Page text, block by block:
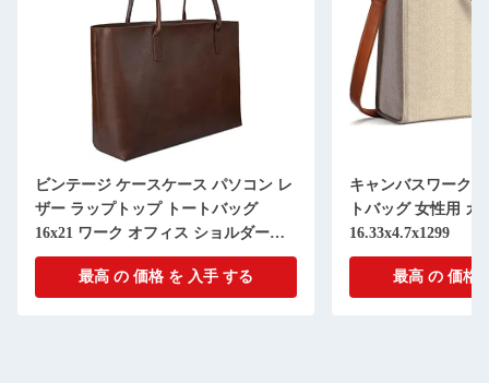
ビンテージ ケースケース パソコン レ
ザー ラップトップ トートバッグ
16x21 ワーク オフィス ショルダーバ
ッグ
最高 の 価格 を 入手 する
キャンバスワーク
トバッグ 女性用 カ
16.33x4.7x1299
最高 の 価格